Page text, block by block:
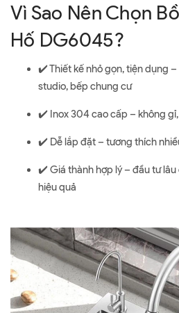
Vì Sao Nên Chọn
Hố DG6045?
✔️ Thiết kế nhỏ gọn, tiện dụng
studio, bếp chung cư
✔️ Inox 304 cao cấp – không
✔️ Dễ lắp đặt – tương thích
✔️ Giá thành hợp lý – đầu tư lâu
hiệu quả